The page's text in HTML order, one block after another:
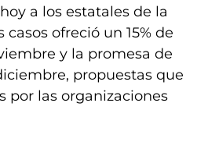
a los estatales de la
casos ofreció un 15% de
y la promesa de
propuestas que
por las organizaciones